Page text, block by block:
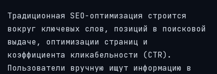
Традиционная SEO-оптимизация строится
вокруг ключевых слов, позиций в поисковой
выдаче, оптимизации страниц и
коэффициента кликабельности (CTR).
Пользователи вручную ищут информацию в